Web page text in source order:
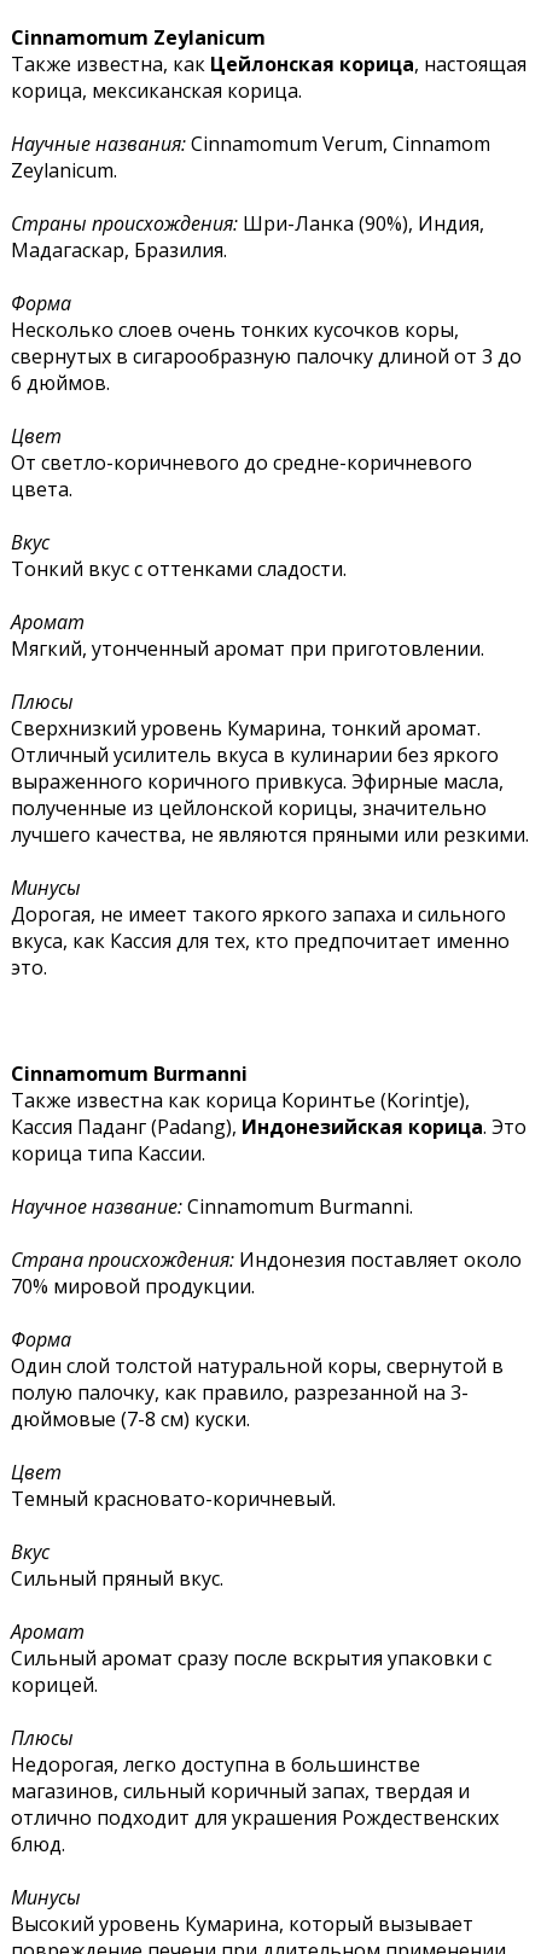
Cinnamomum Zeylanicum
Также известна, как Цейлонская корица, настоящая
корица, мексиканская корица.
Научные названия:Cinnamomum Verum, Cinnamom
Zeylanicum.
Страны происхождения:Шри-Ланка (90%), Индия,
Мадагаскар, Бразилия.
Форма
Несколько слоев очень тонких кусочков коры,
свернутых в сигарообразную палочку длиной от 3 до
6 дюймов.
Цвет
От светло-коричневого до средне-коричневого
цвета.
Вкус
Тонкий вкус с оттенками сладости.
Аромат
Мягкий, утонченный аромат при приготовлении.
Плюсы
Сверхнизкий уровень Кумарина, тонкий аромат.
Отличный усилитель вкуса в кулинарии без яркого
выраженного коричного привкуса. Эфирные масла,
полученные из цейлонской корицы, значительно
лучшего качества, не являются пряными или резкими.
Минусы
Дорогая, не имеет такого яркого запаха и сильного
вкуса, как Кассия для тех, кто предпочитает именно
это.
Cinnamomum Burmanni
Также известна как корица Коринтье (Korintje),
Кассия Паданг (Padang), Индонезийская корица. Это
корица типа Кассии.
Научное название:Cinnamomum Burmanni.
Страна происхождения:Индонезия поставляет около
70% мировой продукции.
Форма
Один слой толстой натуральной коры, свернутой в
полую палочку, как правило, разрезанной на 3-
дюймовые (7-8 см) куски.
Цвет
Темный красновато-коричневый.
Вкус
Сильный пряный вкус.
Аромат
Сильный аромат сразу после вскрытия упаковки с
корицей.
Плюсы
Недорогая, легко доступна в большинстве
магазинов, сильный коричный запах, твердая и
отлично подходит для украшения Рождественских
блюд.
Минусы
Высокий уровень Кумарина, который вызывает